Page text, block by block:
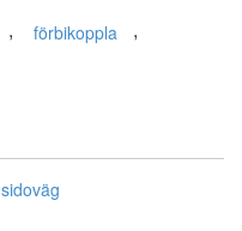
, förbikoppla ,
sidoväg